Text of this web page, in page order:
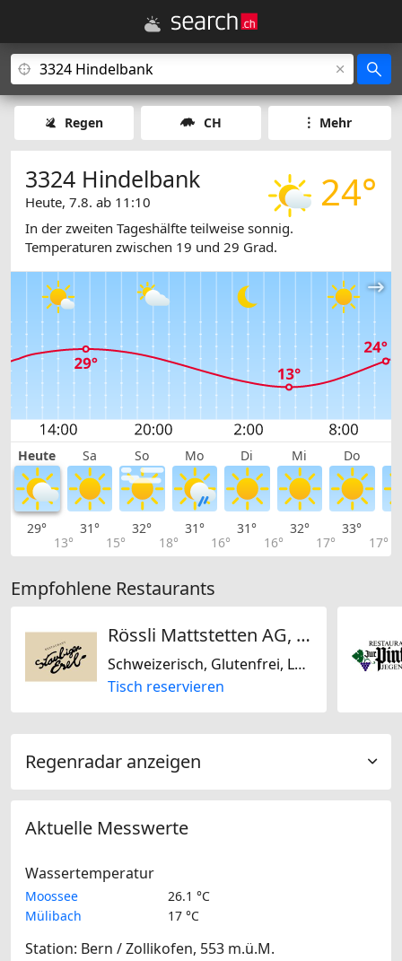
Regen CH Mehr
24°
3324 Hindelbank
Heute, 7.8. ab 11:10
In der zweiten Tageshälfte teilweise sonnig.
Temperaturen zwischen 19 und 29 Grad.
Heute Sa So Mo Di Mi Do
29°
13°
31°
15°
32°
18°
31°
16°
31°
16°
32°
17°
33°
17°
Empfohlene Restaurants
Rössli Mattstetten AG, zum staubigen Esel
Schweizerisch, Glutenfrei, Laktosefrei
Tisch reservieren
Regenradar anzeigen
Aktuelle Messwerte
Wassertemperatur
Moossee
26.1 °C
Mülibach
17 °C
Station: Bern / Zollikofen, 553 m.ü.M.